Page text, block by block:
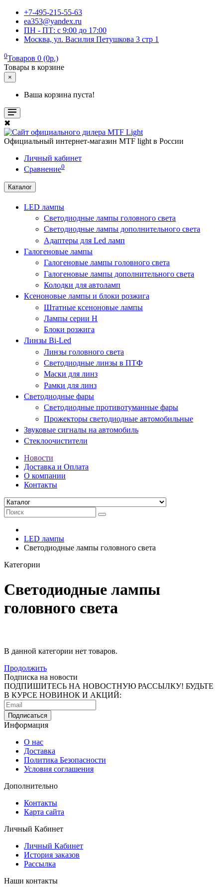
+7-495-215-55-63
ea353@yandex.ru
ПН - ПТ: c 9:00 до 17:00
Москва, ул. Василия Петушкова 3 стр 1
0Товаров 0 (0р.)
Товары в корзине
×
Ваша корзина пуста!
✖
Официальный интернет-магазин MTF light в России
Личный кабинет
Сравнение0
Каталог
LED лампы
Светодиодные лампы головного света
Светодиодные лампы дополнительного света
Адаптеры для Led ламп
Галогеновые лампы
Галогеновые лампы головного света
Галогеновые лампы дополнительного света
Колодки для автоламп
Ксеноновые лампы и блоки розжига
Штатные ксеноновые лампы
Лампы серии Н
Блоки розжига
Линзы Bi-Led
Линзы головного света
Светодиодные линзы в ПТФ
Маски для линз
Рамки для линз
Светодиодные фары
Светодиодные противотуманные фары
Прожекторы светодиодные автомобильные
Звуковые сигналы на автомобиль
Стеклоочистители
Новости
Доставка и Оплата
О компании
Контакты
LED лампы
Светодиодные лампы головного света
Категории
Светодиодные лампы
головного света
В данной категории нет товаров.
Продолжить
Подписка на новости
ПОДПИШИТЕСЬ НА НОВОСТНУЮ РАССЫЛКУ! БУДЬТЕ
В КУРСЕ НОВИНОК И АКЦИЙ:
Информация
О нас
Доставка
Политика Безопасности
Условия соглашения
Дополнительно
Контакты
Карта сайта
Личный Кабинет
Личный Кабинет
История заказов
Рассылка
Наши контакты